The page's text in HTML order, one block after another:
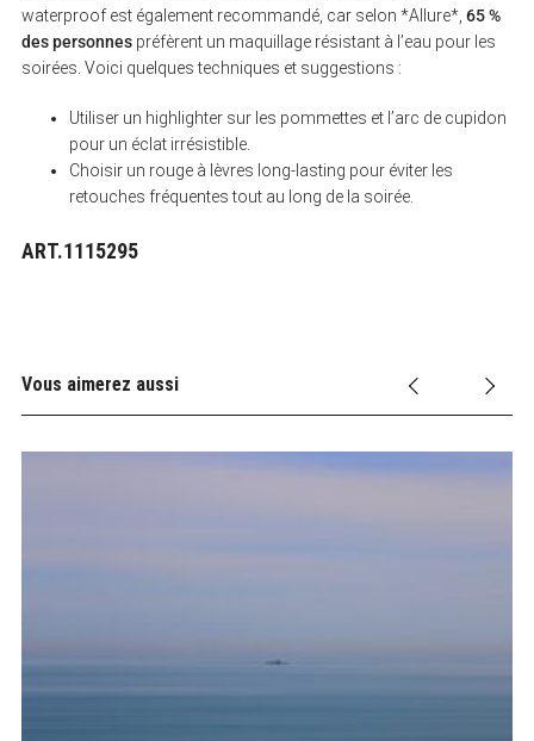
waterproof est également recommandé, car selon *Allure*, 65 %
des personnespréfèrent un maquillage résistant à l’eau pour les
soirées. Voici quelques techniques et suggestions :
Utiliser un highlighter sur les pommettes et l’arc de cupidon
pour un éclat irrésistible.
Choisir un rouge à lèvres long-lasting pour éviter les
retouches fréquentes tout au long de la soirée.
ART.1115295
Vous aimerez aussi